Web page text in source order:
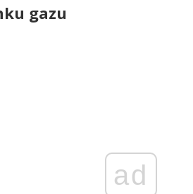
gazu
ad